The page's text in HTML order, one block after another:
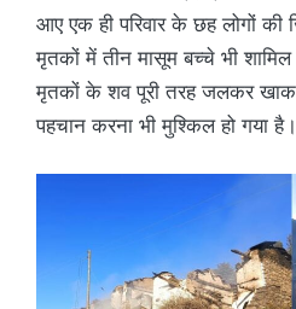
आए एक ही परिवार के छह लोगों की
मृतकों में तीन मासूम बच्चे भी
मृतकों के शव पूरी तरह जलकर
पहचान करना भी मुश्किल हो गया है।